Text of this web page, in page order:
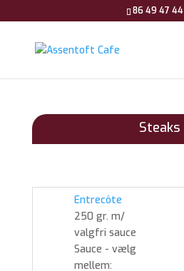
86 49 47 44
Steaks
Entrecôte
250 gr. m/
valgfri sauce
Sauce - vælg
mellem: